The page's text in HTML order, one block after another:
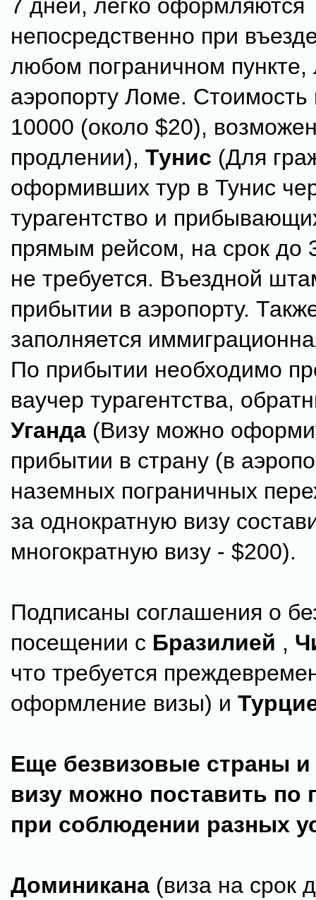
7 дней, легко оформляются
непосредственно при
любом пограничном пункте,
аэропорту Ломе. Стоимость
10000 (около $20),
продлении), Тунис (Для
оформивших тур в Тунис
турагентство и
прямым рейсом, на срок до
не требуется. Въездной
прибытии в аэропорту.
заполняется
По прибытии необходимо
ваучер турагентства,
Уганда (Визу можно
прибытии в страну (в
наземных пограничных
за однократную визу
многократную визу - $200).
Подписаны соглашения о
посещении с Бразилией ,
что требуется
оформление визы) и
Еще безвизовые страны и
визу можно поставить по
при соблюдении разных
Доминикана (виза на срок